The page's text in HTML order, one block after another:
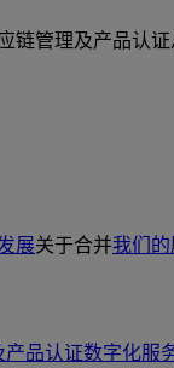
链管理及产品认证
展关于合并我们的
产品认证数字化服